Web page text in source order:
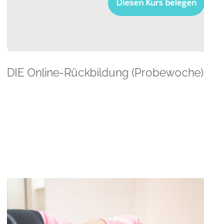
Diesen Kurs belegen
DIE Online-Rückbildung (Probewoche)